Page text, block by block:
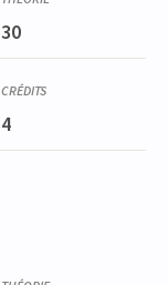
30
4